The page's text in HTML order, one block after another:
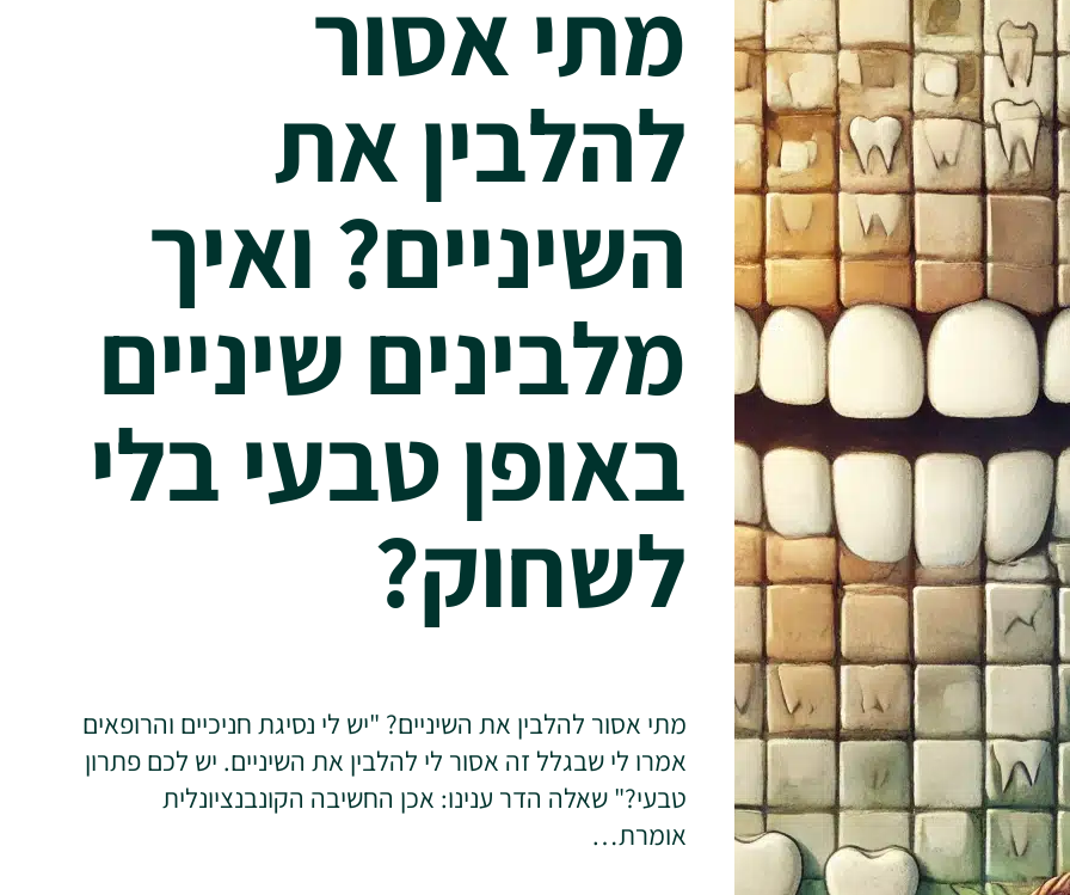
מתי אסור
להלבין את
השיניים? ואיך
מלבינים שיניים
באופן טבעי בלי
לשחוק?
מתי אסור להלבין את השיניים? "יש לי נסיגת חניכיים והרופאים
אמרו לי שבגלל זה אסור לי להלבין את השיניים. יש לכם פתרון
טבעי?" שאלה הדר ענינו: אכן החשיבה הקונבנציונלית
אומרת…